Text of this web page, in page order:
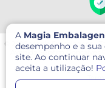
A Magia
desempenho e a
site. Ao continuar
aceita a utilização!
© 2026 Magia Embalagens -
Avenida Serafim Gonçalves
Este site é protegido por